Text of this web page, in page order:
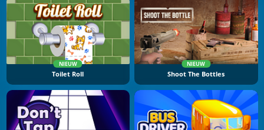
NIEUW
Toilet Roll
NIEUW
Shoot The Bottles